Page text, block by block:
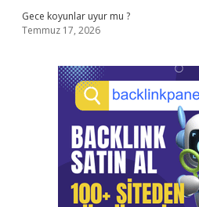
Gece koyunlar uyur mu ?
Temmuz 17, 2026